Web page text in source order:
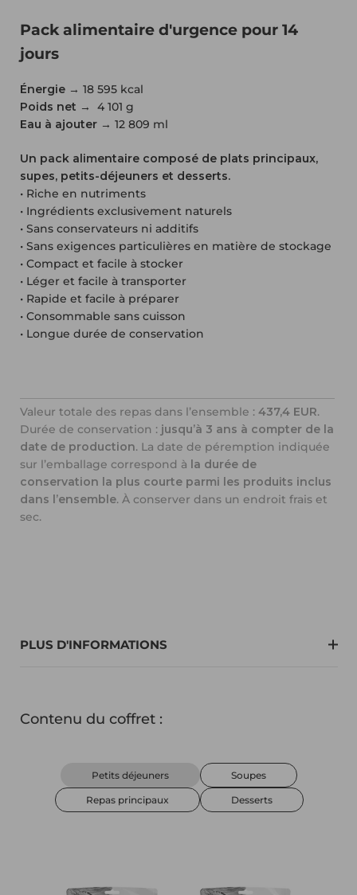
Pack alimentaire d'urgence pour 14
jours
Énergie → 18 595 kcal
Poids net → 4 101 g
Eau à ajouter → 12 809 ml
Un pack alimentaire composé de plats principaux,
supes, petits-déjeuners et desserts.
• Riche en nutriments
• Ingrédients exclusivement naturels
• Sans conservateurs ni additifs
• Sans exigences particulières en matière de stockage
• Compact et facile à stocker
• Léger et facile à transporter
• Rapide et facile à préparer
• Consommable sans cuisson
• Longue durée de conservation
Valeur totale des repas dans l’ensemble : 437,4 EUR.
Durée de conservation : jusqu’à 3 ans à compter de la
date de production. La date de péremption indiquée
sur l’emballage correspond à la durée de
conservation la plus courte parmi les produits inclus
dans l’ensemble. À conserver dans un endroit frais et
sec.
PLUS D'INFORMATIONS
Contenu du coffret :
Petits déjeuners Soupes
Repas principaux Desserts